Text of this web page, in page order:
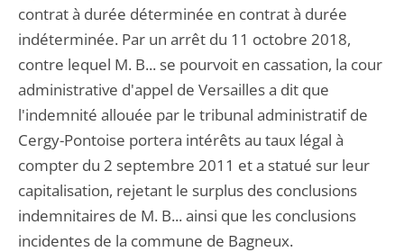
contrat à durée déterminée en contrat à durée
indéterminée. Par un arrêt du 11 octobre 2018,
contre lequel M. B... se pourvoit en cassation, la cour
administrative d'appel de Versailles a dit que
l'indemnité allouée par le tribunal administratif de
Cergy-Pontoise portera intérêts au taux légal à
compter du 2 septembre 2011 et a statué sur leur
capitalisation, rejetant le surplus des conclusions
indemnitaires de M. B... ainsi que les conclusions
incidentes de la commune de Bagneux.